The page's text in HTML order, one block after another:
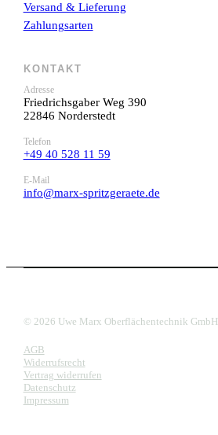
Versand & Lieferung
Zahlungsarten
KONTAKT
Adresse
Friedrichsgaber Weg 390
22846 Norderstedt
Telefon
+49 40 528 11 59
E-Mail
info@marx-spritzgeraete.de
© 2026 Uwe Marx Oberflächentechnik GmbH
AGB
Widerrufsrecht
Vertrag widerrufen
Datenschutz
Impressum